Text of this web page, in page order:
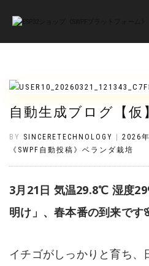
自動生成ブログ【仮
BY SINCERETECHNOLOGY 2026
《SWPF自動投稿》ベランダ栽培
3月21日 気温29.8℃ 湿度
明け」、春本番の到来です
イチゴがしっかりと育ち、